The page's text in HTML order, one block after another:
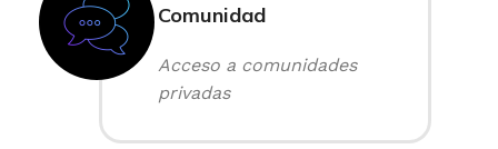
Comunidad
Acceso a comunidades
privadas